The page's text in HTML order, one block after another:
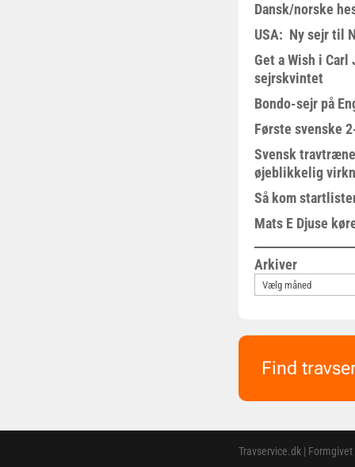
Dansk/norske
USA: Ny sejr til
Get a Wish i Carl
sejrskvintet
Bondo-sejr på
Første svenske
Svensk
øjeblikkelig
Så kom
Mats E Djuse
Arkiver
Find
Travservice.dk |